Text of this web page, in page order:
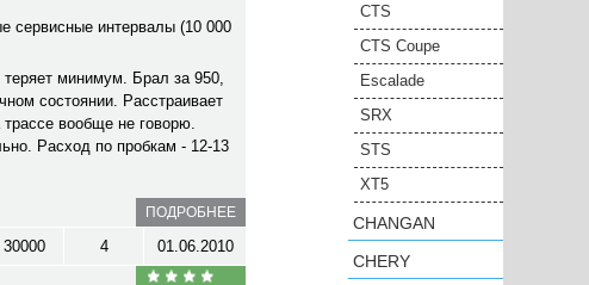
сервисные интервалы (10 000
минимум. Брал за 950,
состоянии. Расстраивает
вообще не говорю.
Расход по пробкам - 12-13
ПОДРОБНЕЕ
30000 4 01.06.2010
CTS
CTS Coupe
Escalade
SRX
STS
XT5
CHANGAN
CHERY